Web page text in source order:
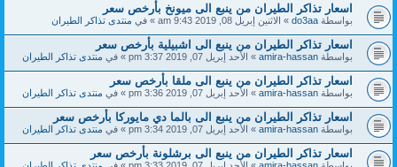
اسعار تذاكر الطيران من ينبع الى ميونخ بأرخص سعر
بواسطة do3aa » الاثنين إبريل 08, 2019 9:43 am » في منتدى تذاكر الطيران
اسعار تذاكر الطيران من ينبع الى اشبيلية بأرخص سعر
بواسطة amira-hassan » الأحد إبريل 07, 2019 3:37 pm » في منتدى تذاكر الطيران
اسعار تذاكر الطيران من ينبع الى ملقا بأرخص سعر
بواسطة amira-hassan » الأحد إبريل 07, 2019 3:36 pm » في منتدى تذاكر الطيران
اسعار تذاكر الطيران من ينبع الى بالما دي مايوركا بأرخص سعر
بواسطة amira-hassan » الأحد إبريل 07, 2019 3:34 pm » في منتدى تذاكر الطيران
اسعار تذاكر الطيران من ينبع الى برشلونة بأرخص سعر